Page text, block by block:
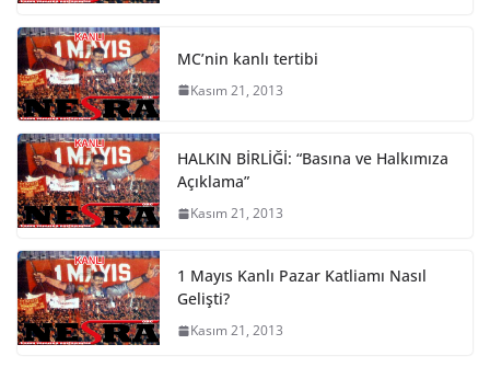
MC’nin kanlı tertibi
Kasım 21, 2013
HALKIN BİRLİĞİ: “Basına ve Halkımıza
Açıklama”
Kasım 21, 2013
1 Mayıs Kanlı Pazar Katliamı Nasıl
Gelişti?
Kasım 21, 2013